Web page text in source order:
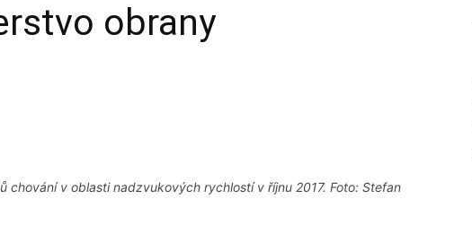
obrany
chování v oblasti nadzvukových rychlostí v říjnu 2017. Foto: Stefan